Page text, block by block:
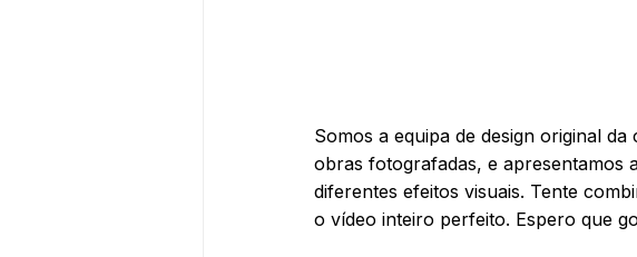
Somos a equipa de design original da
obras fotografadas, e apresentamos
diferentes efeitos visuais. Tente
o vídeo inteiro perfeito. Espero que